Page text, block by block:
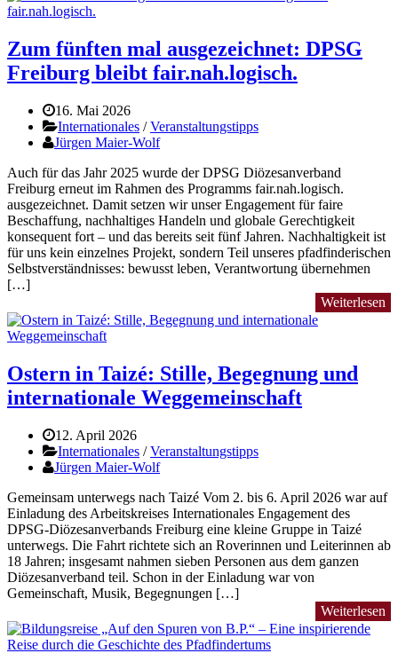
Zum fünften mal ausgezeichnet: DPSG
Freiburg bleibt fair.nah.logisch.
16. Mai 2026
Internationales /Veranstaltungstipps
Jürgen Maier-Wolf
Auch für das Jahr 2025 wurde der DPSG Diözesanverband
Freiburg erneut im Rahmen des Programms fair.nah.logisch.
ausgezeichnet. Damit setzen wir unser Engagement für faire
Beschaffung, nachhaltiges Handeln und globale Gerechtigkeit
konsequent fort – und das bereits seit fünf Jahren. Nachhaltigkeit ist
für uns kein einzelnes Projekt, sondern Teil unseres pfadfinderischen
Selbstverständnisses: bewusst leben, Verantwortung übernehmen
[…]
Weiterlesen
Ostern in Taizé: Stille, Begegnung und
internationale Weggemeinschaft
12. April 2026
Internationales /Veranstaltungstipps
Jürgen Maier-Wolf
Gemeinsam unterwegs nach Taizé Vom 2. bis 6. April 2026 war auf
Einladung des Arbeitskreises Internationales Engagement des
DPSG-Diözesanverbands Freiburg eine kleine Gruppe in Taizé
unterwegs. Die Fahrt richtete sich an Roverinnen und Leiterinnen ab
18 Jahren; insgesamt nahmen sieben Personen aus dem ganzen
Diözesanverband teil. Schon in der Einladung war von
Gemeinschaft, Musik, Begegnungen […]
Weiterlesen